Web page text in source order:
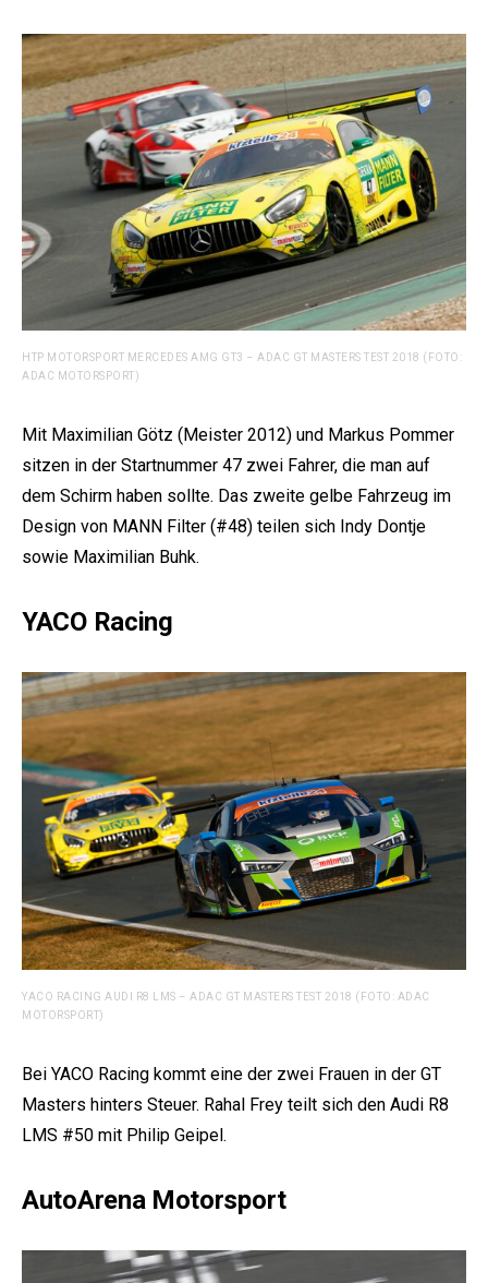
HTP MOTORSPORT MERCEDES AMG GT3 – ADAC GT MASTERS TEST 2018 (FOTO:
ADAC MOTORSPORT)
Mit Maximilian Götz (Meister 2012) und Markus Pommer
sitzen in der Startnummer 47 zwei Fahrer, die man auf
dem Schirm haben sollte. Das zweite gelbe Fahrzeug im
Design von MANN Filter (#48) teilen sich Indy Dontje
sowie Maximilian Buhk.
YACO Racing
YACO RACING AUDI R8 LMS – ADAC GT MASTERS TEST 2018 (FOTO: ADAC
MOTORSPORT)
Bei YACO Racing kommt eine der zwei Frauen in der GT
Masters hinters Steuer. Rahal Frey teilt sich den Audi R8
LMS #50 mit Philip Geipel.
AutoArena Motorsport